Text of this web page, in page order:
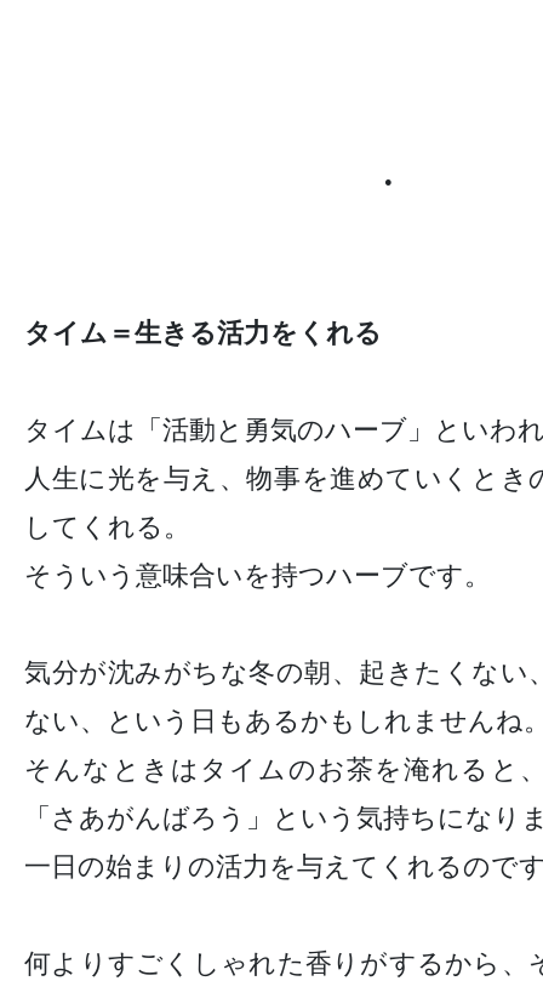
●
タイム＝生きる活力をくれる
タイムは「活動と勇気のハーブ」といわ
人生に光を与え、物事を進めていくとき
してくれる。
そういう意味合いを持つハーブです。
気分が沈みがちな冬の朝、起きたくない
ない、という日もあるかもしれませんね
そんなときはタイムのお茶を淹れると
「さあがんばろう」という気持ちになり
一日の始まりの活力を与えてくれるので
何よりすごくしゃれた香りがするから、